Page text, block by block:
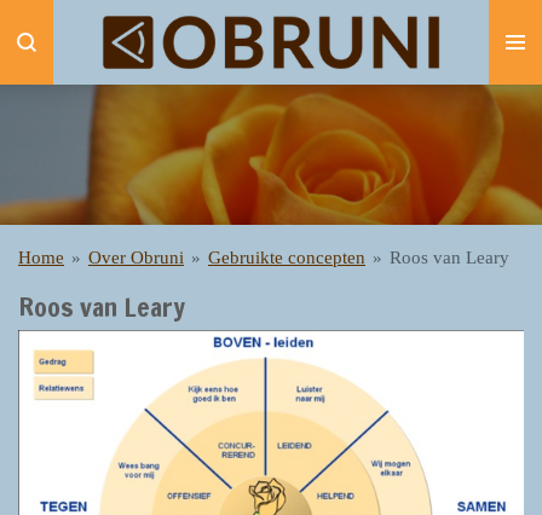
direct
naar
Home » Over Obruni » Gebruikte concepten » Roos van Leary
Roos van Leary